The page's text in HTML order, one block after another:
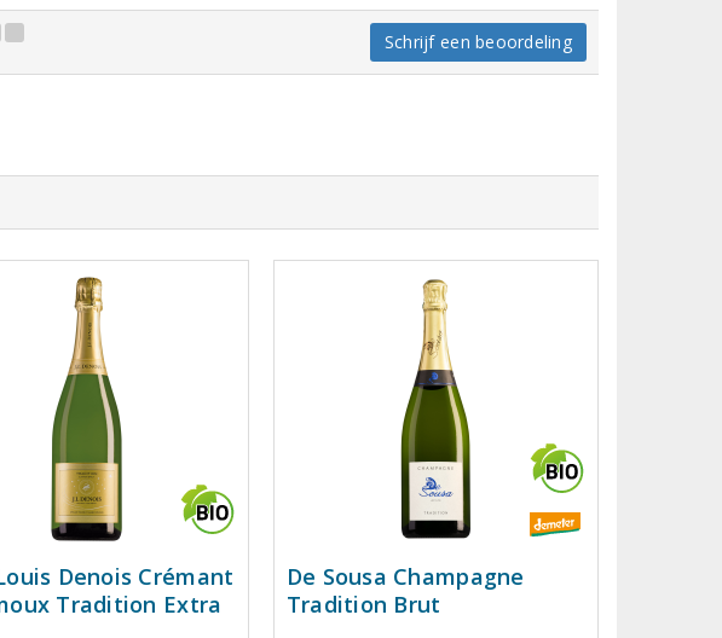
Schrijf een beoordeling
Denois Crémant
Tradition Extra
De Sousa Champagne
Tradition Brut